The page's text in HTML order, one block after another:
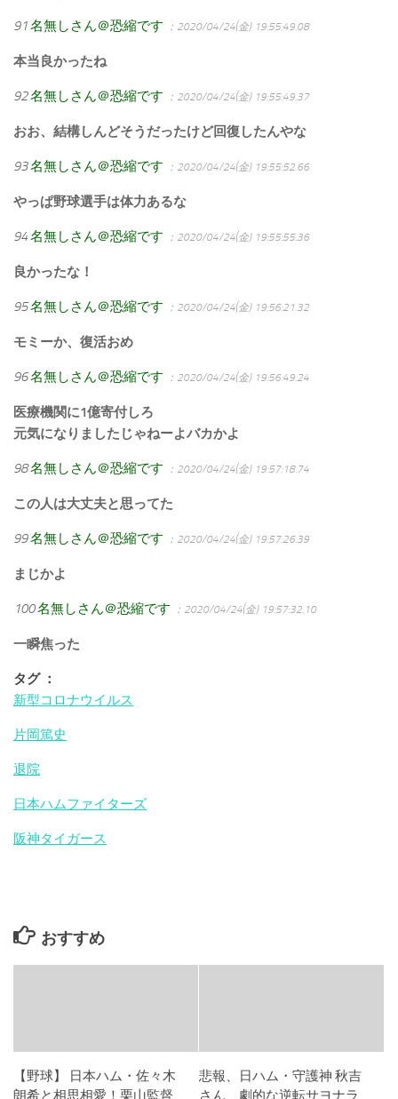
91名無しさん＠恐縮です ：2020/04/24(金) 19:55:49.08
本当良かったね
92名無しさん＠恐縮です ：2020/04/24(金) 19:55:49.37
おお、結構しんどそうだったけど回復したんやな
93名無しさん＠恐縮です ：2020/04/24(金) 19:55:52.66
やっぱ野球選手は体力あるな
94名無しさん＠恐縮です ：2020/04/24(金) 19:55:55.36
良かったな！
95名無しさん＠恐縮です ：2020/04/24(金) 19:56:21.32
モミーか、復活おめ
96名無しさん＠恐縮です ：2020/04/24(金) 19:56:49.24
医療機関に1億寄付しろ
元気になりましたじゃねーよバカかよ
98名無しさん＠恐縮です ：2020/04/24(金) 19:57:18.74
この人は大丈夫と思ってた
99名無しさん＠恐縮です ：2020/04/24(金) 19:57:26.39
まじかよ
100名無しさん＠恐縮です ：2020/04/24(金) 19:57:32.10
一瞬焦った
タグ ：
新型コロナウイルス
片岡篤史
退院
日本ハムファイターズ
阪神タイガース
おすすめ
【野球】 日本ハム・佐々木
朗希と相思相愛！栗山監督
悲報、日ハム・守護神 秋吉
さん、劇的な逆転サヨナラ